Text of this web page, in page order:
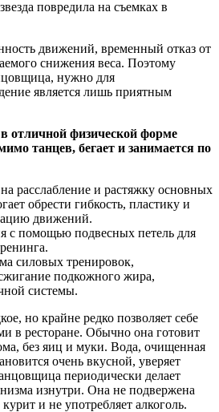
повредила на съемках в
движений, временный отказ от
снижения веса. Поэтому
нужно для
является лишь приятным
отличной физической форме
танцев, бегает и занимается по
расслабление и растяжку основных
обрести гибкость, пластику и
движений.
с помощью подвесных петель для
силовых тренировок,
подкожного жира,
системы.
но крайне редко позволяет себе
в ресторане. Обычно она готовит
без яиц и муки. Вода, очищенная
очень вкусной, уверяет
периодически делает
изнутри. Она не подвержена
и не употребляет алкоголь.